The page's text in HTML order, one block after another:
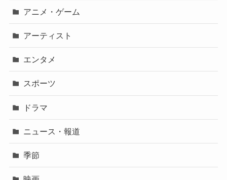
アニメ・ゲーム
アーティスト
エンタメ
スポーツ
ドラマ
ニュース・報道
季節